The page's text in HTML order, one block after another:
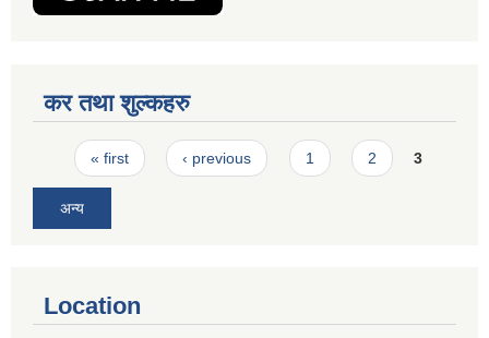
कर तथा शुल्कहरु
Pages
« first ‹ previous 1 2 3
अन्य
Location